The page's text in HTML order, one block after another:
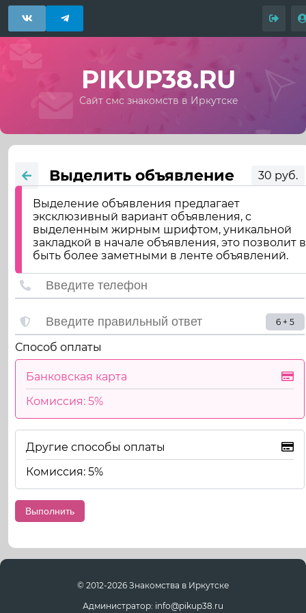
PIKUP38.RU
Сайт смс знакомств в Иркутске
Выделить объявление 30 руб.
Выделение объявления предлагает
эксклюзивный вариант объявления, с
выделенным жирным шрифтом, уникальной
закладкой в начале объявления, это позволит
быть более заметными в ленте объявлений.
6 + 5
Способ оплаты
Банковская карта
Комиссия: 5%
Другие способы оплаты
Комиссия: 5%
© 2012-2026 Знакомства в Иркутске
Администратор: info@pikup38.ru